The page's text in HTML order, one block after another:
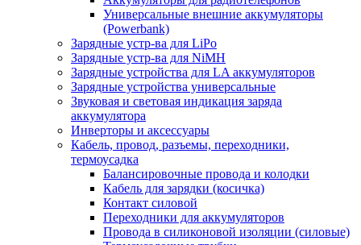
Универсальные внешние аккумуляторы
(Powerbank)
Зарядные устр-ва для LiPo
Зарядные устр-ва для NiMH
Зарядные устройства для LA аккумуляторов
Зарядные устройства универсальные
Звуковая и световая индикация заряда
аккумулятора
Инверторы и аксессуары
Кабель, провод, разъемы, переходники,
термоусадка
Балансировочные провода и колодки
Кабель для зарядки (косичка)
Контакт силовой
Переходники для аккумуляторов
Провода в силиконовой изоляции (силовые)